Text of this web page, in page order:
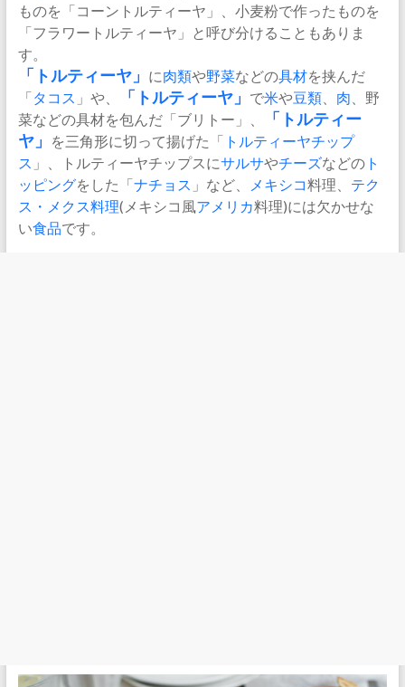
ものを「コーントルティーヤ」、小麦粉で作ったものを
「フラワートルティーヤ」と呼び分けることもありま
す。
「トルティーヤ」 に肉類や野菜などの具材を挟んだ
「タコス 」や、 「トルティーヤ」 で米や豆類、 肉 、野
菜などの具材を包んだ「ブリトー」、
「トルティー
ヤ」
を三角形に切って揚げた「 トルティーヤチップ
ス 」、トルティーヤチップスにサルサやチーズなどのト
ッピングをした「ナチョス 」など、 メキシコ料理、 テク
ス・メクス料理(メキシコ風アメリカ料理)には欠かせな
い食品です。